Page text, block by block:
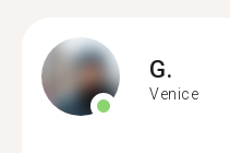
G.
Venice